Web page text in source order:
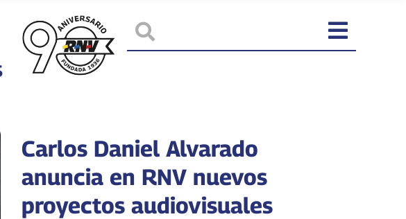
Carlos Daniel Alvarado
anuncia en RNV nuevos
proyectos audiovisuales